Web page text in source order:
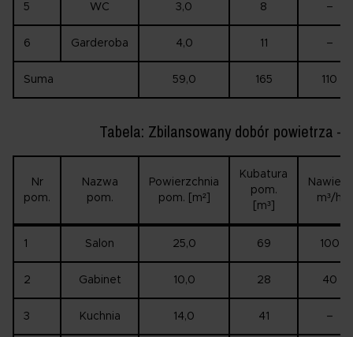
5 WC 3,0 8 –
6 Garderoba 4,0 11 –
Suma 59,0 165 110
Tabela: Zbilansowany dobór powietrza –
Nr
pom.
Nazwa
pom.
Powierzchnia
pom. [m²]
Kubatura
pom.
[m³]
Nawiew
m³/h
1 Salon 25,0 69 100
2 Gabinet 10,0 28 40
3 Kuchnia 14,0 41 –